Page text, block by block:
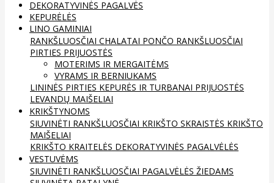
DEKORATYVINĖS PAGALVĖS
KEPURĖLĖS
LINO GAMINIAI
RANKŠLUOSČIAI CHALATAI PONČO RANKŠLUOSČIAI
PIRTIES PRIJUOSTĖS
MOTERIMS IR MERGAITĖMS
VYRAMS IR BERNIUKAMS
LININĖS PIRTIES KEPURĖS IR TURBANAI PRIJUOSTĖS
LEVANDŲ MAIŠELIAI
KRIKŠTYNOMS
SIUVINĖTI RANKŠLUOSČIAI KRIKŠTO SKRAISTĖS KRIKŠTO
MAIŠELIAI
KRIKŠTO KRAITELĖS DEKORATYVINĖS PAGALVĖLĖS
VESTUVĖMS
SIUVINĖTI RANKŠLUOSČIAI PAGALVĖLĖS ŽIEDAMS